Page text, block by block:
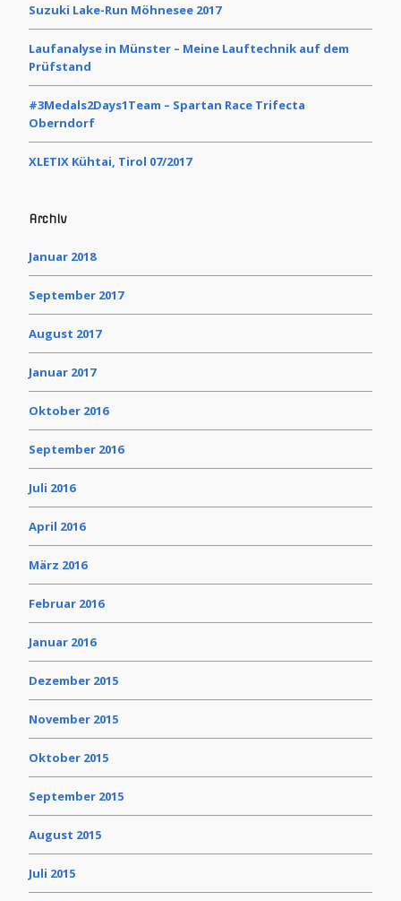
Suzuki Lake-Run Möhnesee 2017
Laufanalyse in Münster – Meine Lauftechnik auf dem
Prüfstand
#3Medals2Days1Team – Spartan Race Trifecta
Oberndorf
XLETIX Kühtai, Tirol 07/2017
Archiv
Januar 2018
September 2017
August 2017
Januar 2017
Oktober 2016
September 2016
Juli 2016
April 2016
März 2016
Februar 2016
Januar 2016
Dezember 2015
November 2015
Oktober 2015
September 2015
August 2015
Juli 2015